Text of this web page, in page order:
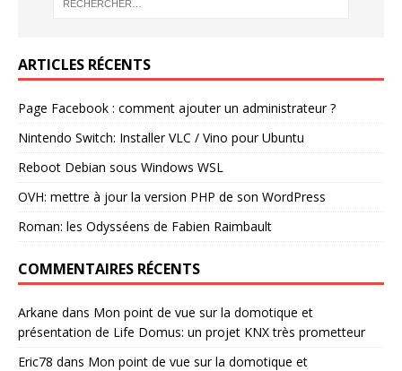
ARTICLES RÉCENTS
Page Facebook : comment ajouter un administrateur ?
Nintendo Switch: Installer VLC / Vino pour Ubuntu
Reboot Debian sous Windows WSL
OVH: mettre à jour la version PHP de son WordPress
Roman: les Odysséens de Fabien Raimbault
COMMENTAIRES RÉCENTS
Arkane dans Mon point de vue sur la domotique et
présentation de Life Domus: un projet KNX très prometteur
Eric78 dans Mon point de vue sur la domotique et